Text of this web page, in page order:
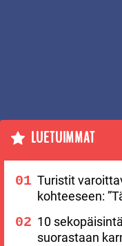
LUETUIMMAT
Turistit
kohteeseen:
10
suorastaan